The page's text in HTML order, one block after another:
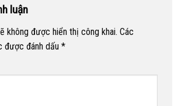
luận
không được hiển thị công khai. Các
được đánh dấu *